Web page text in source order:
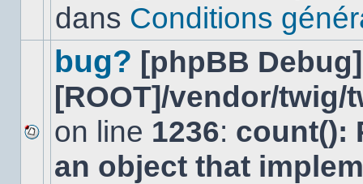
sujet.
dans Conditions
Aucun
nouveau
message
bug? [phpBB
[ROOT]/vendor/
on line 1236: count():
an object that